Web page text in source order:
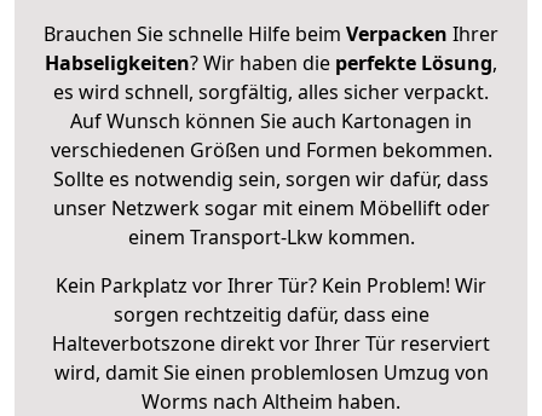
Brauchen Sie schnelle Hilfe beim Verpacken Ihrer
Habseligkeiten? Wir haben die perfekte Lösung,
es wird schnell, sorgfältig, alles sicher verpackt.
Auf Wunsch können Sie auch Kartonagen in
verschiedenen Größen und Formen bekommen.
Sollte es notwendig sein, sorgen wir dafür, dass
unser Netzwerk sogar mit einem Möbellift oder
einem Transport-Lkw kommen.
Kein Parkplatz vor Ihrer Tür? Kein Problem! Wir
sorgen rechtzeitig dafür, dass eine
Halteverbotszone direkt vor Ihrer Tür reserviert
wird, damit Sie einen problemlosen Umzug von
Worms nach Altheim haben.